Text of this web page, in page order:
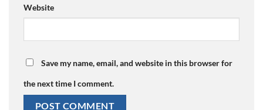
Website
Save my name, email, and website in this browser for
the next time I comment.